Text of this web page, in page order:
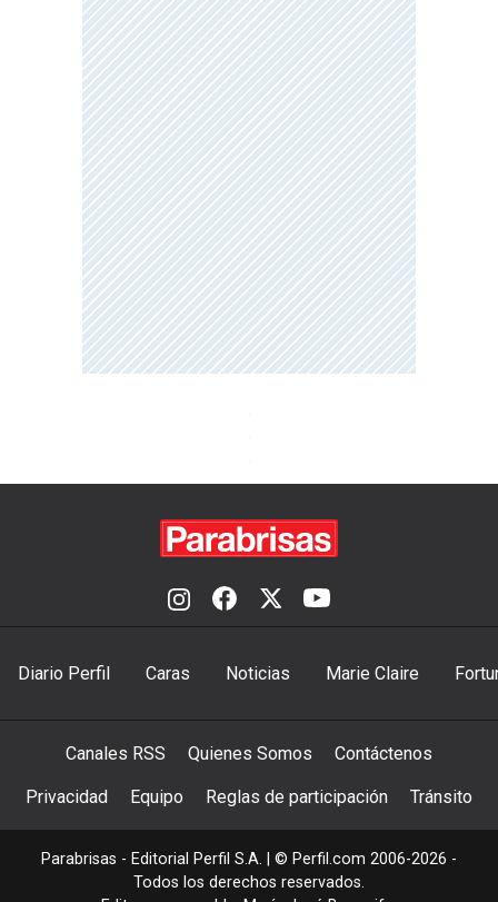
Diario Perfil Caras Noticias Marie Claire
Canales RSS Quienes Somos Contáctenos
Privacidad Equipo Reglas de participación Tránsito
Parabrisas - Editorial Perfil S.A. | © Perfil.com 2006-2026 -
Todos los derechos reservados.